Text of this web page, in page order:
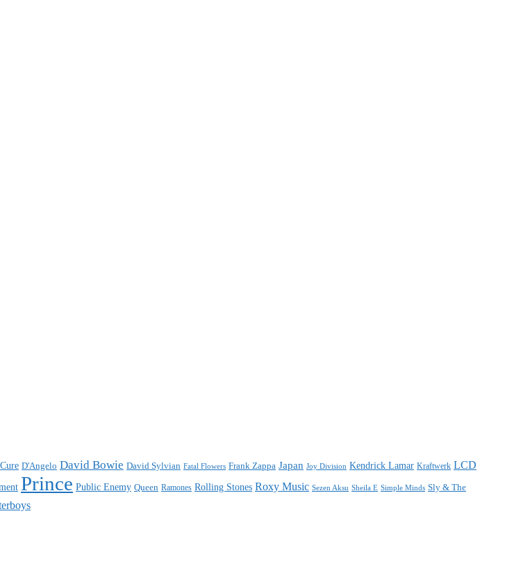
Cure D'Angelo David Bowie David Sylvian Fatal Flowers Frank Zappa Japan Joy Division Kendrick Lamar Kraftwerk LCD
Prince Public Enemy Queen Ramones Rolling Stones Roxy Music Sezen Aksu Sheila E Simple Minds Sly & The